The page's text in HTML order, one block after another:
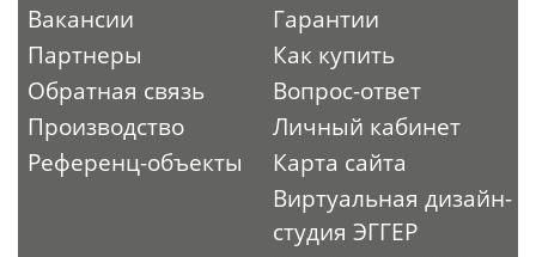
Вакансии
Партнеры
Обратная связь
Производство
Референц-объекты
Гарантии
Как купить
Вопрос-ответ
Личный кабинет
Карта сайта
Виртуальная дизайн-
студия ЭГГЕР